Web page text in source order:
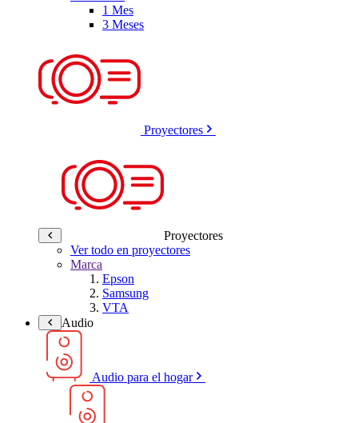
1 Mes
3 Meses
Proyectores
Proyectores
Ver todo en proyectores
Marca
Epson
Samsung
VTA
Audio
Audio para el hogar